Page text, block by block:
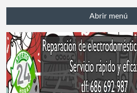
Abrir menú